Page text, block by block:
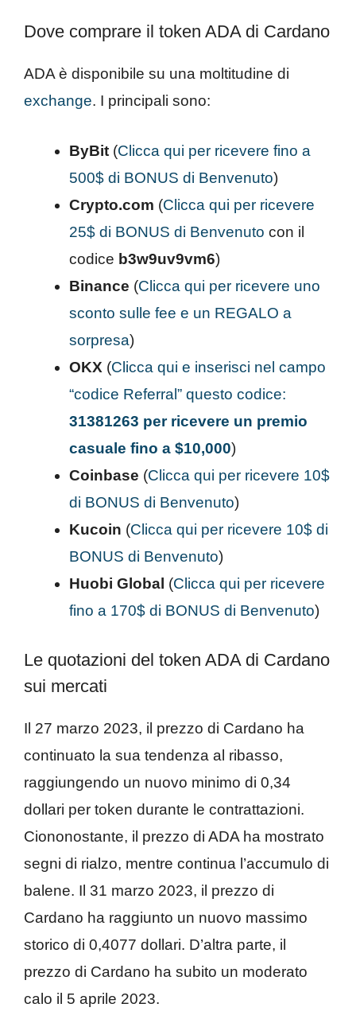
Dove comprare il token ADA di Cardano
ADA è disponibile su una moltitudine di
exchange. I principali sono:
ByBit (Clicca qui per ricevere fino a
500$ di BONUS di Benvenuto)
Crypto.com (Clicca qui per ricevere
25$ di BONUS di Benvenuto con il
codice b3w9uv9vm6)
Binance (Clicca qui per ricevere uno
sconto sulle fee e un REGALO a
sorpresa)
OKX (Clicca qui e inserisci nel campo
“codice Referral” questo codice:
31381263 per ricevere un premio
casuale fino a $10,000)
Coinbase (Clicca qui per ricevere 10$
di BONUS di Benvenuto)
Kucoin (Clicca qui per ricevere 10$ di
BONUS di Benvenuto)
Huobi Global (Clicca qui per ricevere
fino a 170$ di BONUS di Benvenuto)
Le quotazioni del token ADA di Cardano
sui mercati
Il 27 marzo 2023, il prezzo di Cardano ha
continuato la sua tendenza al ribasso,
raggiungendo un nuovo minimo di 0,34
dollari per token durante le contrattazioni.
Ciononostante, il prezzo di ADA ha mostrato
segni di rialzo, mentre continua l’accumulo di
balene. Il 31 marzo 2023, il prezzo di
Cardano ha raggiunto un nuovo massimo
storico di 0,4077 dollari. D’altra parte, il
prezzo di Cardano ha subito un moderato
calo il 5 aprile 2023.